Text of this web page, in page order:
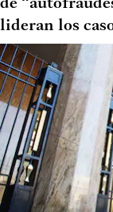
de
lideran los